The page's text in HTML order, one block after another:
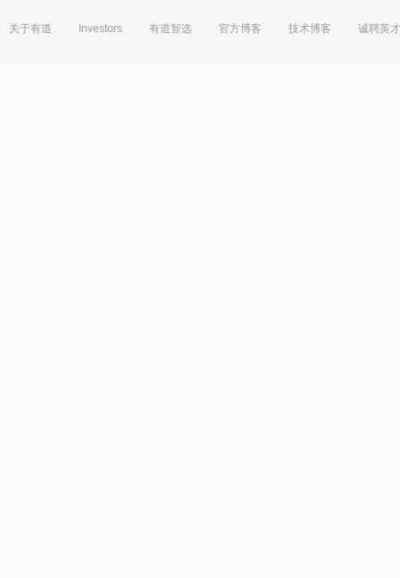
关于有道 Investors 有道智选 官方博客 技术博客 诚聘英才